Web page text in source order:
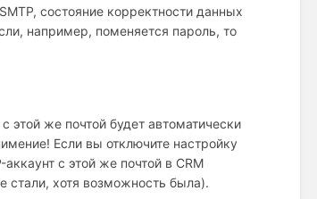
состояние корректности данных
например, поменяется пароль, то
этой же почтой будет автоматически
Если вы отключите настройку
с этой же почтой в CRM
стали, хотя возможность была).